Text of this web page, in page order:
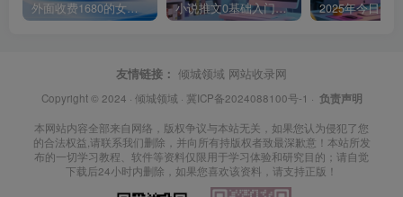
外面收费1680的女粉项目变现，单人单日收益可达1.7k，全自动成交无需维护 小说推文0基础入门教程，0粉就可做，快速上手
友情链接： 倾城领域 网站收录网
Copyright © 2024 · 倾城领域 · 冀ICP备2024088100号-1 · 负责声明
本网站内容全部来自网络，版权争议与本站无关，如果您认为侵犯了您
的合法权益,请联系我们删除，并向所有持版权者致最深歉意！本站所发
布的一切学习教程、软件等资料仅限用于学习体验和研究目的；请自觉
下载后24小时内删除，如果您喜欢该资料，请支持正版！